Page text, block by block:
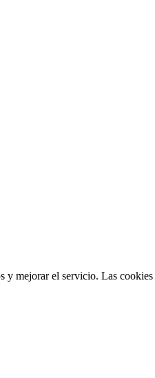
mejorar el servicio. Las cookies